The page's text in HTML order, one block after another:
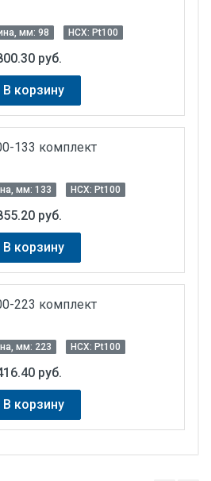
мм: 98 НСХ: Pt100
руб.
В корзину
133 комплект
мм: 133 НСХ: Pt100
руб.
В корзину
223 комплект
мм: 223 НСХ: Pt100
руб.
В корзину